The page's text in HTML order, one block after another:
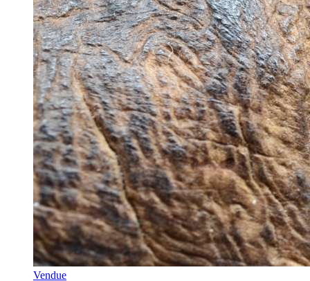
Vendue